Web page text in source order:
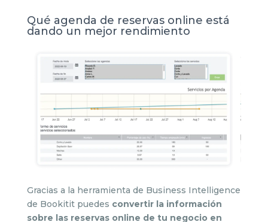
Qué agenda de reservas online está
dando un mejor rendimiento
Gracias a la herramienta de Business Intelligence
de Bookitit puedes convertir la información
sobre las reservas online de tu negocio en